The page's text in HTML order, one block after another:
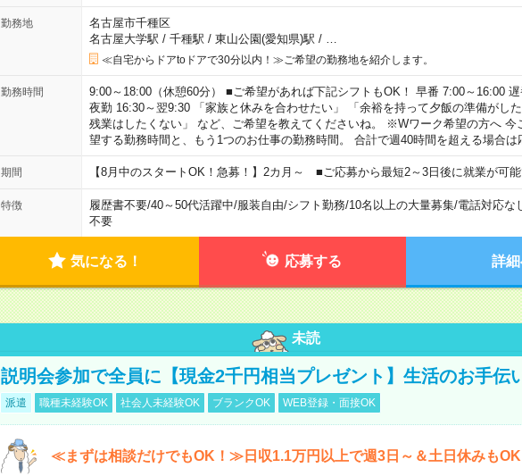
勤務地
名古屋市千種区
名古屋大学駅 / 千種駅 / 東山公園(愛知県)駅 /
≪自宅からドアtoドアで30分以内！≫ご希望の勤務地を紹介します。
勤務時間
9:00～18:00（休憩60分） ■ご希望があれば下記シフトもOK！ 早番 7:00～16:00
夜勤 16:30～翌9:30 「家族と休みを合わせたい」 「余裕を持って夕飯の準備がし
残業はしたくない」 など、ご希望を教えてくださいね。 ※Wワーク希望の方へ 今
望する勤務時間と、もう1つのお仕事の勤務時間。 合計で週40時間を超える場合は
期間 【8月中のスタートOK！急募！】2カ月～ ■ご応募から最短2～3日後に就業が可能
特徴 履歴書不要/40～50代活躍中/服装自由/シフト勤務/10名以上の大量募集/電話対応な
不要
気になる！ 応募する 詳
未読
説明会参加で全員に【現金2千円相当プレゼント】生活のお手伝
派遣 職種未経験OK 社会人未経験OK ブランクOK WEB登録・面接OK
≪まずは相談だけでもOK！≫日収1.1万円以上で週3日～＆土日休みもOK